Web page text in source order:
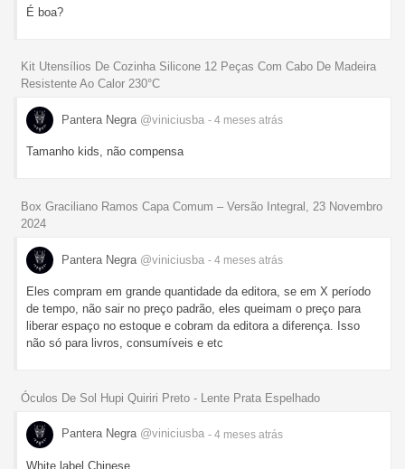
É boa?
Kit Utensílios De Cozinha Silicone 12 Peças Com Cabo De Madeira
Resistente Ao Calor 230°C
Pantera Negra @viniciusba - 4 meses atrás
Tamanho kids, não compensa
Box Graciliano Ramos Capa Comum – Versão Integral, 23 Novembro
2024
Pantera Negra @viniciusba - 4 meses atrás
Eles compram em grande quantidade da editora, se em X período
de tempo, não sair no preço padrão, eles queimam o preço para
liberar espaço no estoque e cobram da editora a diferença. Isso
não só para livros, consumíveis e etc
Óculos De Sol Hupi Quiriri Preto - Lente Prata Espelhado
Pantera Negra @viniciusba - 4 meses atrás
White label Chinese